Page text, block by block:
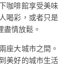
咖啡館享受美味
喝彩，或者只是
情放鬆。
座大城市之間。
美好的城市生活